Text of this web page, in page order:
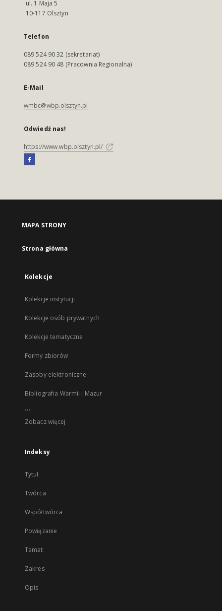
ul. 1 Maja 5
10-117 Olsztyn
Telefon
089 524 90 32 (sekretariat)
089 524 90 48 (Pracownia Regionalna)
E-Mail
wmbc@wbp.olsztyn.pl
Odwiedź nas!
https://www.wbp.olsztyn.pl/
MAPA STRONY
Strona główna
Kolekcje
Kolekcje instytucji
Kolekcje osób prywatnych
Kolekcje tematyczne
Formy zbiorów
Zasoby elektroniczne
Bibliografia Warmii i Mazur
...
Zobacz więcej
Indeksy
Tytuł
Twórca
Współtwórca
Powiązanie
Temat
Zakres
Opis